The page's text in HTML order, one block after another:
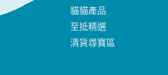
貓貓產品
至抵精選
清貨尋寶區